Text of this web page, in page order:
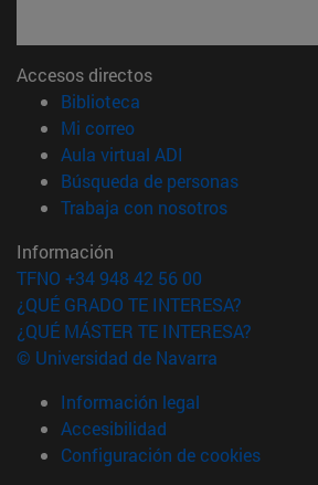
Accesos directos
Biblioteca
Mi correo(abre en nueva ventana)
Aula virtual ADI
Búsqueda de personas(abre en
Trabaja con nosotros(abre en
Información
TFNO +34 948 42 56 00
¿QUÉ GRADO TE INTERESA?
¿QUÉ MÁSTER TE INTERESA?
© Universidad de Navarra
Información legal
Accesibilidad
Configuración de cookies